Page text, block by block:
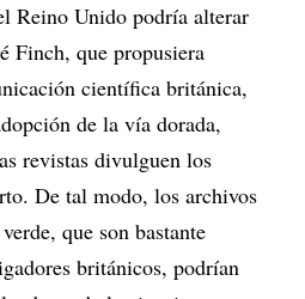
Reino Unido podría alterar
Finch, que propusiera
científica británica,
de la vía dorada,
revistas divulguen los
De tal modo, los archivos
que son bastante
británicos, podrían